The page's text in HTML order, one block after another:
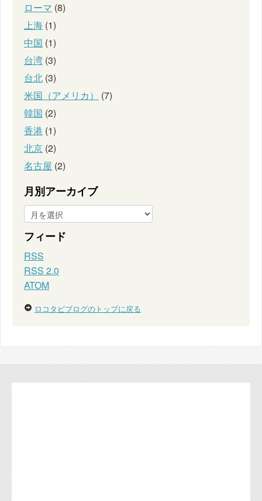
ローマ (8)
上海 (1)
中国 (1)
台湾 (3)
台北 (3)
米国（アメリカ）
(7)
韓国 (2)
香港 (1)
北京 (2)
名古屋 (2)
月別アーカイブ
フィード
RSS
RSS 2.0
ATOM
ロコタビブログのトップに戻る